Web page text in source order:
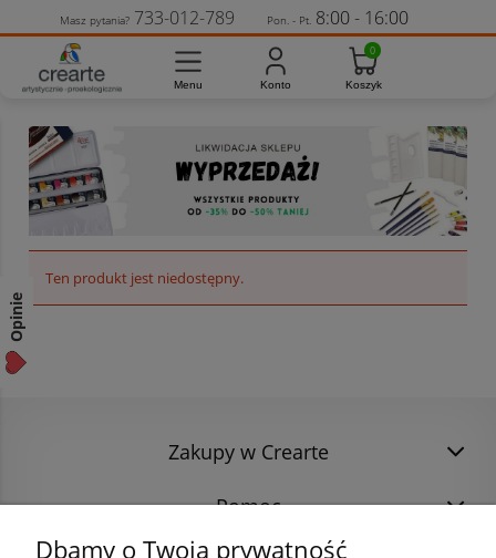
Ten produkt jest niedostępny.
Zakupy w Crearte
Pomoc
Masz pytania? 733-012-789 Pon. - Pt. 8:00 - 16:00
Dbamy o Twoją prywatność
Opinie